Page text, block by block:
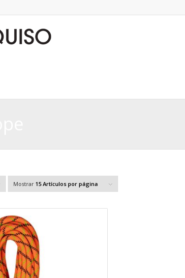
Mostrar 15 Artículos por página